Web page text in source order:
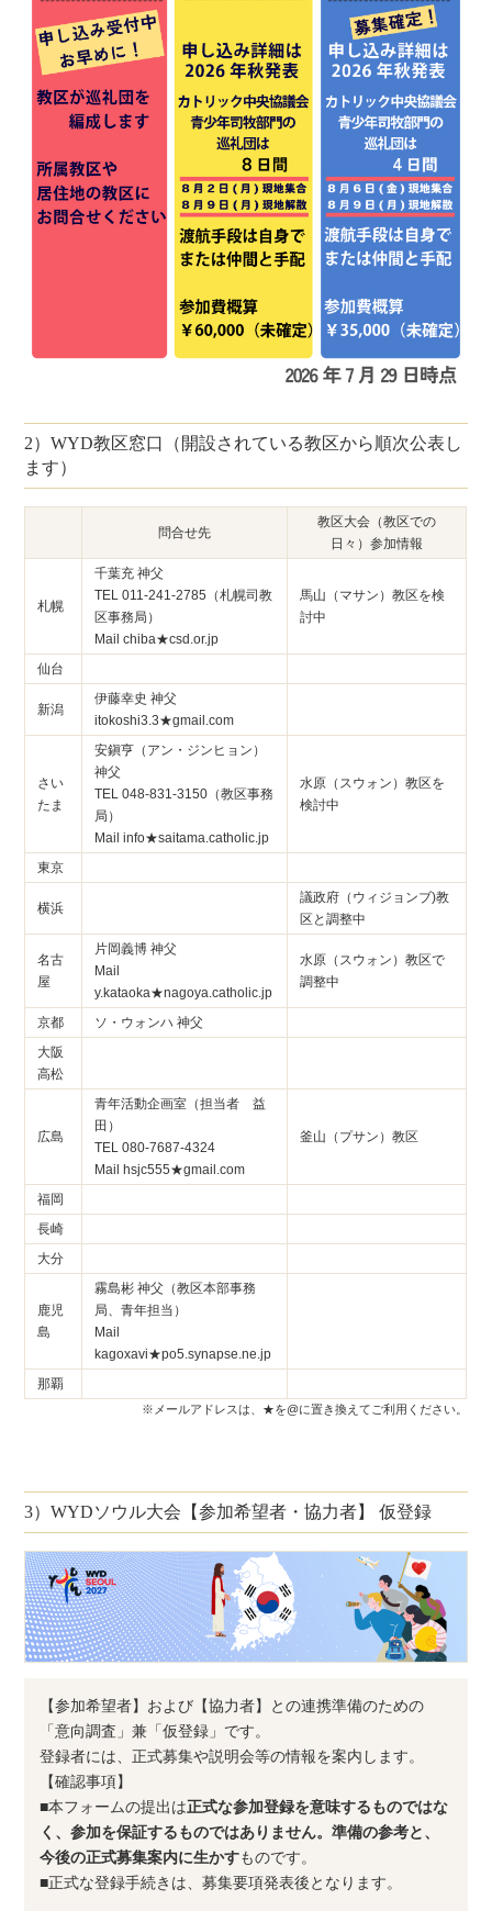
2）WYD教区窓口（開設されている教区から順次公表し
ます）
問合せ先
教区大会（教区での
日々）参加情報
札幌
千葉充 神父
TEL 011-241-2785（札幌司教
区事務局）
Mail chiba★csd.or.jp
馬山（マサン）教区を検
討中
仙台
新潟
伊藤幸史 神父
itokoshi3.3★gmail.com
さい
たま
安鎭亨（アン・ジンヒョン）
神父
TEL 048-831-3150（教区事務
局）
Mail info★saitama.catholic.jp
水原（スウォン）教区を
検討中
東京
横浜
議政府（ウィジョンブ)教
区と調整中
名古
屋
片岡義博 神父
Mail
y.kataoka★nagoya.catholic.jp
水原（スウォン）教区で
調整中
京都
ソ・ウォンハ 神父
大阪
高松
広島
青年活動企画室（担当者 益
田）
TEL 080-7687-4324
Mail hsjc555★gmail.com
釜山（プサン）教区
福岡
長崎
大分
鹿児
島
霧島彬 神父（教区本部事務
局、青年担当）
Mail
kagoxavi★po5.synapse.ne.jp
那覇
※メールアドレスは、★を@に置き換えてご利用ください。
3）WYDソウル大会【参加希望者・協力者】 仮登録
【参加希望者】および【協力者】との連携準備のための
「意向調査」兼「仮登録」です。
登録者には、正式募集や説明会等の情報を案内します。
【確認事項】
■本フォームの提出は正式な参加登録を意味するものではな
く、参加を保証するものではありません。準備の参考と、
今後の正式募集案内に生かすものです。
■正式な登録手続きは、募集要項発表後となります。